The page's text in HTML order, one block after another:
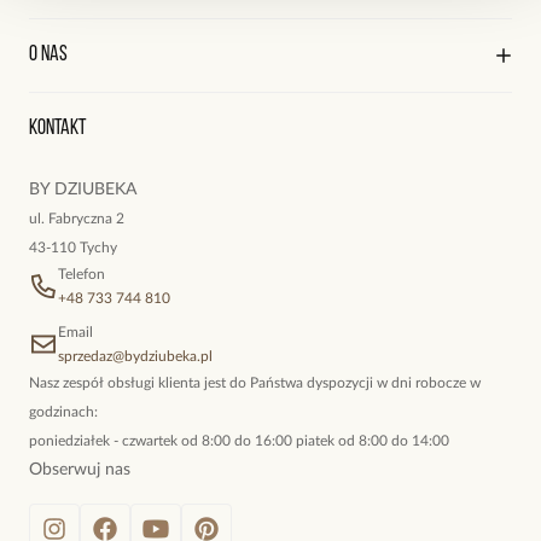
Reklamacje i zwroty
Edycja profilu
O nas
Oryginalne naszyjniki, topowe bransoletki, okazałe kolczyki,
Kontakt
BY DZIUBEKA
ul. Fabryczna 2
43-110 Tychy
Telefon
+48 733 744 810
Email
sprzedaz@bydziubeka.pl
Nasz zespół obsługi klienta jest do Państwa dyspozycji w dni robocze w
godzinach:
poniedziałek - czwartek od 8:00 do 16:00 piatek od 8:00 do 14:00
Obserwuj nas